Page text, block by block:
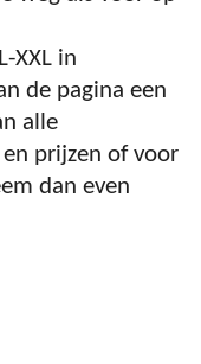
XXL in
de pagina een
alle
prijzen of voor
dan even